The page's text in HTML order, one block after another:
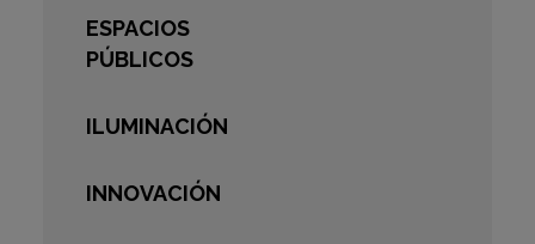
ESPACIOS
PÚBLICOS
ILUMINACIÓN
INNOVACIÓN